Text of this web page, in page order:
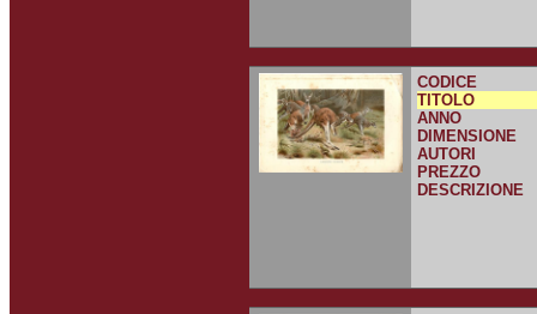
CODICE
TITOLO
ANNO
DIMENSIONE
AUTORI
PREZZO
DESCRIZIONE